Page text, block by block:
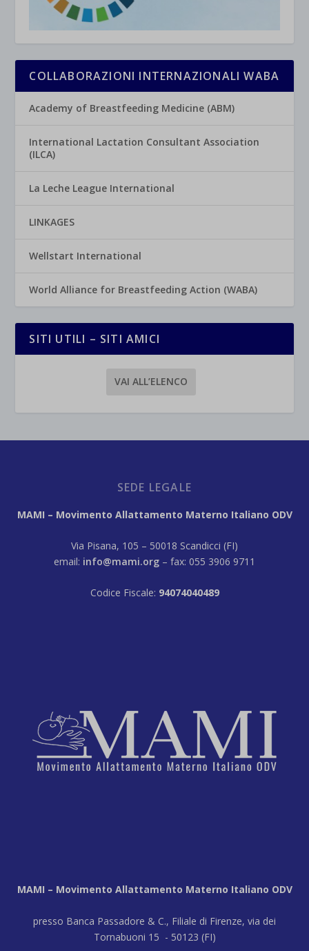
COLLABORAZIONI INTERNAZIONALI WABA
Academy of Breastfeeding Medicine (ABM)
International Lactation Consultant Association
(ILCA)
La Leche League International
LINKAGES
Wellstart International
World Alliance for Breastfeeding Action (WABA)
SITI UTILI – SITI AMICI
VAI ALL’ELENCO
SEDE LEGALE
MAMI – Movimento Allattamento Materno Italiano ODV
Via Pisana, 105 – 50018 Scandicci (FI)
email: info@mami.org – fax: 055 3906 9711
Codice Fiscale: 94074040489
MAMI – Movimento Allattamento Materno Italiano ODV
presso Banca Passadore & C., Filiale di Firenze, via dei
Tornabuoni 15 - 50123 (FI)